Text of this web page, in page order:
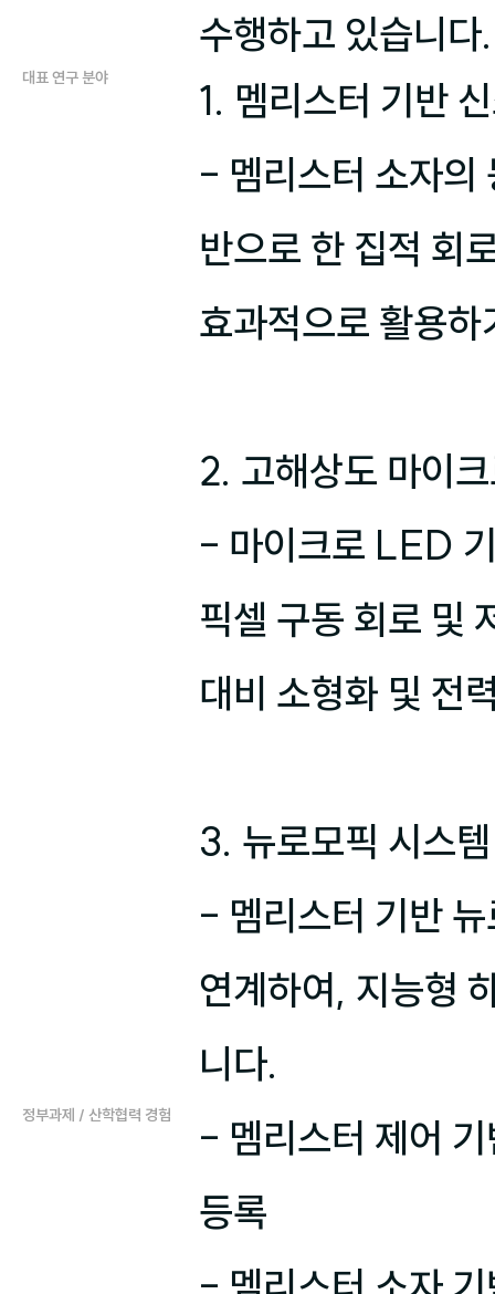
수행하고 있습니다.
대표 연구 분야
1. 멤리스터 기반
- 멤리스터 소자의
반으로 한 집적 회
효과적으로 활용
2. 고해상도 마이
- 마이크로 LED
픽셀 구동 회로 및
대비 소형화 및 전
3. 뉴로모픽 시스
- 멤리스터 기반
연계하여, 지능형
니다.
정부과제 / 산학협력 경험
- 멤리스터 제어
등록